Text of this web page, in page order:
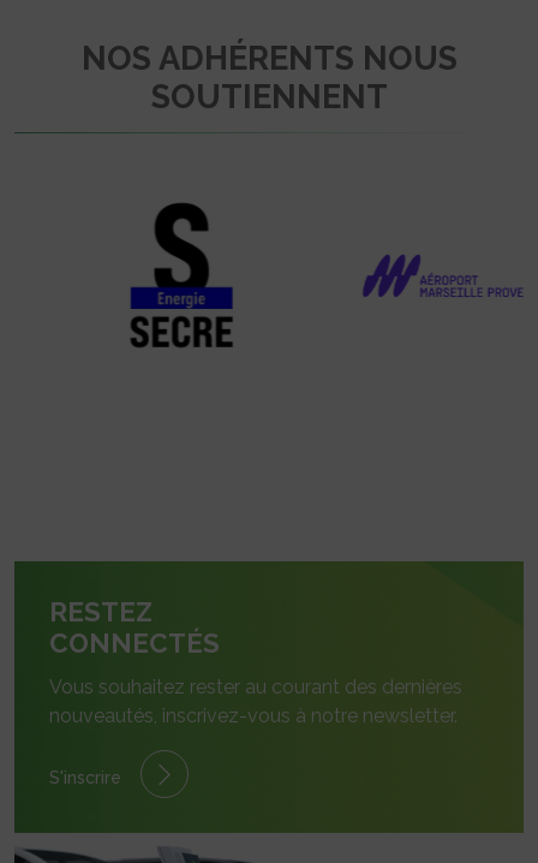
NOS ADHÉRENTS NOUS
SOUTIENNENT
RESTEZ
CONNECTÉS
Vous souhaitez rester au courant des dernières
nouveautés, inscrivez-vous à notre newsletter.
S'inscrire